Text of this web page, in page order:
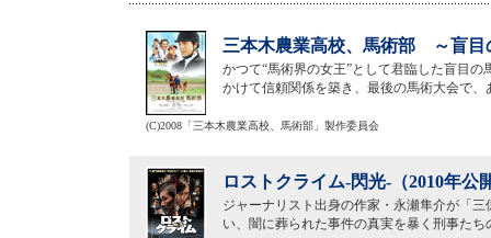
三本木農業高校、馬術部 ～盲目
かつて“馬術界の女王”として君臨した盲目
かけて信頼関係を築き、最後の馬術大会で
(C)2008「三本木農業高校、馬術部」製作委員会
ロストクライム-閃光-（2010年公
ジャーナリスト出身の作家・永瀬隼介が「
い、闇に葬られた事件の真実を暴く刑事た